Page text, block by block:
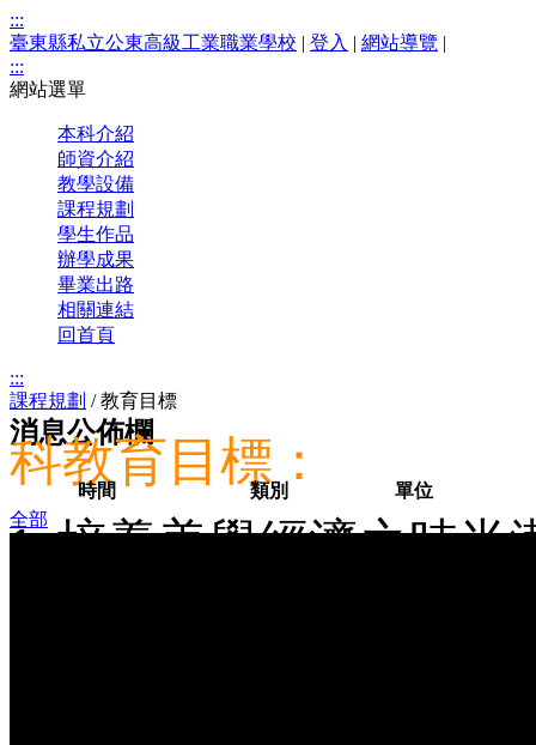
:::
臺東縣私立公東高級工業職業學校 | 登入 | 網站導覽 |
:::
網站選單
本科介紹
師資介紹
教學設備
課程規劃
學生作品
辦學成果
畢業出路
相關連結
回首頁
:::
課程規劃 /教育目標
科教育目標：
培養美學經濟之時尚
消息公佈欄
時間 類別
單位
全部